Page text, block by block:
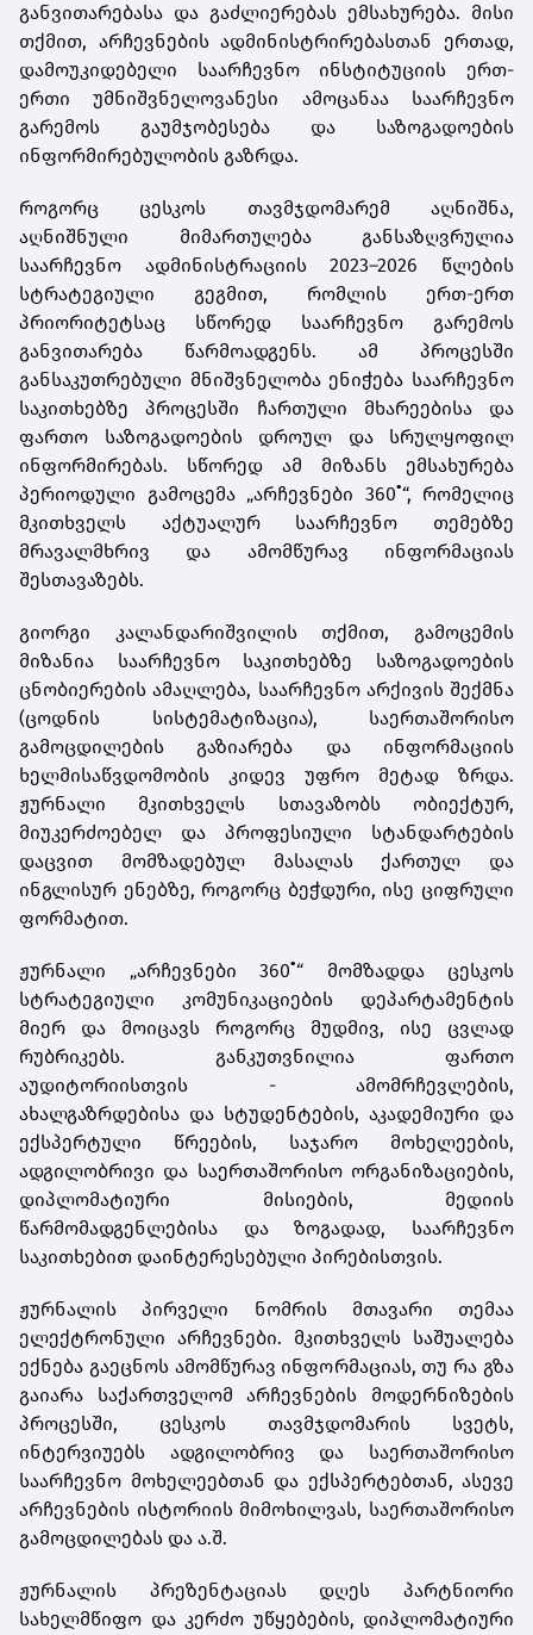
განვითარებასა და გაძლიერებას ემსახურება. მისი
თქმით, არჩევნების ადმინისტრირებასთან ერთად,
დამოუკიდებელი საარჩევნო ინსტიტუციის ერთ-
ერთი უმნიშვნელოვანესი ამოცანაა საარჩევნო
გარემოს გაუმჯობესება და საზოგადოების
ინფორმირებულობის გაზრდა.
როგორც ცესკოს თავმჯდომარემ აღნიშნა,
აღნიშნული მიმართულება განსაზღვრულია
საარჩევნო ადმინისტრაციის 2023–2026 წლების
სტრატეგიული გეგმით, რომლის ერთ-ერთ
პრიორიტეტსაც სწორედ საარჩევნო გარემოს
განვითარება წარმოადგენს. ამ პროცესში
განსაკუთრებული მნიშვნელობა ენიჭება საარჩევნო
საკითხებზე პროცესში ჩართული მხარეებისა და
ფართო საზოგადოების დროულ და სრულყოფილ
ინფორმირებას. სწორედ ამ მიზანს ემსახურება
პერიოდული გამოცემა „არჩევნები 360˚“, რომელიც
მკითხველს აქტუალურ საარჩევნო თემებზე
მრავალმხრივ და ამომწურავ ინფორმაციას
შესთავაზებს.
გიორგი კალანდარიშვილის თქმით, გამოცემის
მიზანია საარჩევნო საკითხებზე საზოგადოების
ცნობიერების ამაღლება, საარჩევნო არქივის შექმნა
(ცოდნის სისტემატიზაცია), საერთაშორისო
გამოცდილების გაზიარება და ინფორმაციის
ხელმისაწვდომობის კიდევ უფრო მეტად ზრდა.
ჟურნალი მკითხველს სთავაზობს ობიექტურ,
მიუკერძოებელ და პროფესიული სტანდარტების
დაცვით მომზადებულ მასალას ქართულ და
ინგლისურ ენებზე, როგორც ბეჭდური, ისე ციფრული
ფორმატით.
ჟურნალი „არჩევნები 360˚“ მომზადდა ცესკოს
სტრატეგიული კომუნიკაციების დეპარტამენტის
მიერ და მოიცავს როგორც მუდმივ, ისე ცვლად
რუბრიკებს. განკუთვნილია ფართო
აუდიტორიისთვის - ამომრჩევლების,
ახალგაზრდებისა და სტუდენტების, აკადემიური და
ექსპერტული წრეების, საჯარო მოხელეების,
ადგილობრივი და საერთაშორისო ორგანიზაციების,
დიპლომატიური მისიების, მედიის
წარმომადგენლებისა და ზოგადად, საარჩევნო
საკითხებით დაინტერესებული პირებისთვის.
ჟურნალის პირველი ნომრის მთავარი თემაა
ელექტრონული არჩევნები. მკითხველს საშუალება
ექნება გაეცნოს ამომწურავ ინფორმაციას, თუ რა გზა
გაიარა საქართველომ არჩევნების მოდერნიზების
პროცესში, ცესკოს თავმჯდომარის სვეტს,
ინტერვიუებს ადგილობრივ და საერთაშორისო
საარჩევნო მოხელეებთან და ექსპერტებთან, ასევე
არჩევნების ისტორიის მიმოხილვას, საერთაშორისო
გამოცდილებას და ა.შ.
ჟურნალის პრეზენტაციას დღეს პარტნიორი
სახელმწიფო და კერძო უწყებების, დიპლომატიური